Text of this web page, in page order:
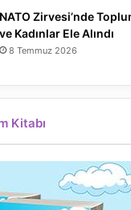
NATO Zirvesi’nde
ve Kadınlar Ele Alındı
8 Temmuz 2026
Kitabı